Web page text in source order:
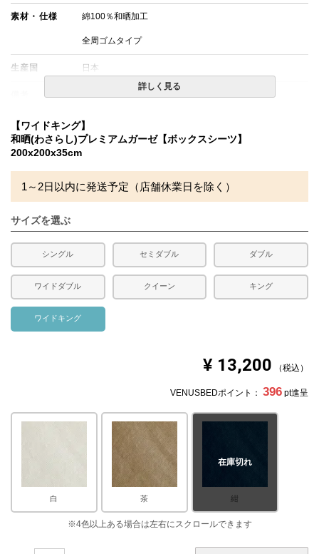
素材・仕様 綿100％和晒加工
全周ゴムタイプ
生産国 日本
発生する場合がございます。また発送予定も変更になる場
合があります。
詳しく見る
【ワイドキング】
和晒(わさらし)プレミアムガーゼ【ボックスシーツ】
200x200x35cm
1～2日以内に発送予定（店舗休業日を除く）
サイズを選ぶ
シングル セミダブル ダブル
ワイドダブル クイーン キング
ワイドキング
¥ 13,200 税込
VENUSBEDポイント： 396 pt進呈
白 茶 紺
在庫切れ